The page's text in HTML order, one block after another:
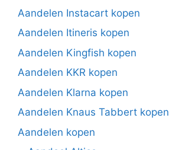
Aandelen Instacart kopen
Aandelen Itineris kopen
Aandelen Kingfish kopen
Aandelen KKR kopen
Aandelen Klarna kopen
Aandelen Knaus Tabbert kopen
Aandelen kopen